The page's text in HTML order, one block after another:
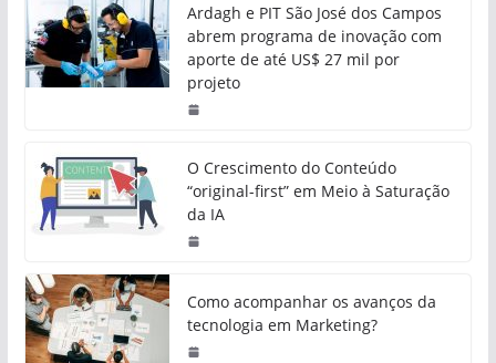
Ardagh e PIT São José dos Campos
abrem programa de inovação com
aporte de até US$ 27 mil por
projeto
O Crescimento do Conteúdo
“original-first” em Meio à Saturação
da IA
Como acompanhar os avanços da
tecnologia em Marketing?